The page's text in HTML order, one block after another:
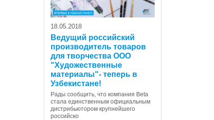
18.05.2018
Ведущий российский
производитель товаров
для творчества ООО
"Художественные
материалы"- теперь в
Узбекистане!
Рады сообщить, что компания Beta
стала единственным официальным
дистрибьютором крупнейшего
российско